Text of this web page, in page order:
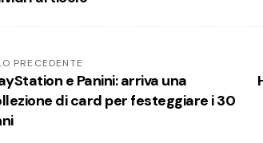
PRECEDENTE
e Panini: arriva una
di card per festeggiare i 30